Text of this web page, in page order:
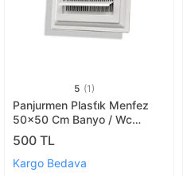
5 (1)
Panjurmen Plasti̇k Menfez
50x50 Cm Banyo / Wc
Havalandirma Menfez
500 TL
Kargo Bedava